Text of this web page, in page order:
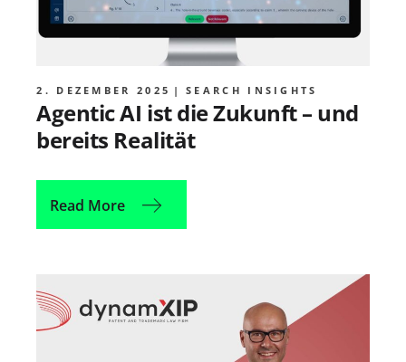
2. DEZEMBER 2025 SEARCH INSIGHTS
Agentic AI ist die Zukunft – und
bereits Realität
Read More